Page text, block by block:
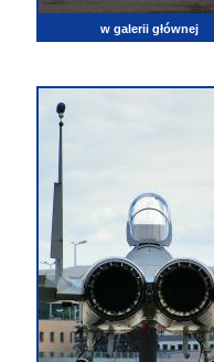
w galerii głównej